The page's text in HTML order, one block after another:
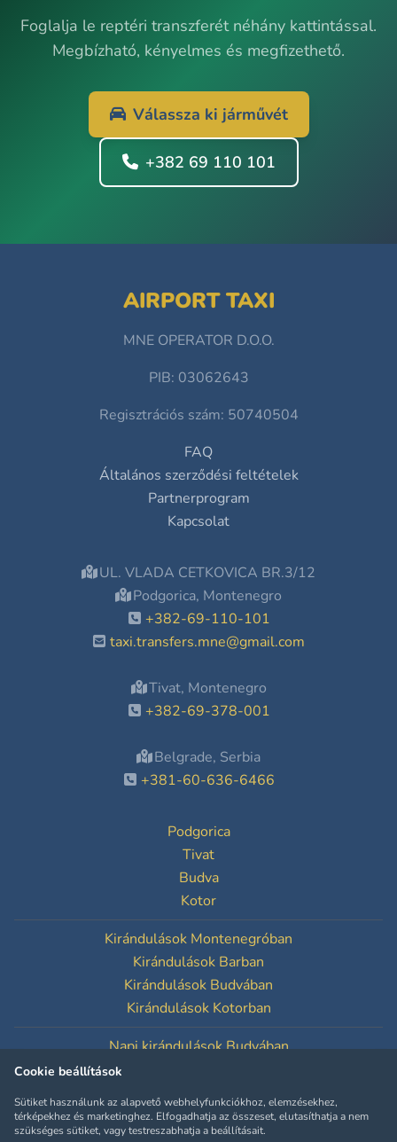
Foglalja le reptéri transzferét néhány kattintással.
Megbízható, kényelmes és megfizethető.
Válassza ki járművét
+382 69 110 101
AIRPORT TAXI
MNE OPERATOR D.O.O.
PIB: 03062643
Regisztrációs szám: 50740504
FAQ
Általános szerződési feltételek
Partnerprogram
Kapcsolat
UL. VLADA CETKOVICA BR.3/12
Podgorica, Montenegro
+382-69-110-101
taxi.transfers.mne@gmail.com
Tivat, Montenegro
+382-69-378-001
Belgrade, Serbia
+381-60-636-6466
Podgorica
Tivat
Budva
Kotor
Kirándulások Montenegróban
Kirándulások Barban
Kirándulások Budvában
Kirándulások Kotorban
Napi kirándulások Budvában
Napi kirándulások Kotorban
Süti beállítások
Cookie beállítások
Sütiket használunk az alapvető webhelyfunkciókhoz, elemzésekhez,
térképekhez és marketinghez. Elfogadhatja az összeset, elutasíthatja a nem
szükséges sütiket, vagy testreszabhatja a beállításait.